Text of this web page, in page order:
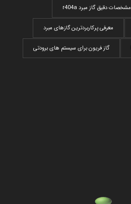
مشخصات دقیق گاز مبرد r404a
معرفی پرکاربردترین گاز‌های مبرد
گاز فریون برای سیستم های برودتی